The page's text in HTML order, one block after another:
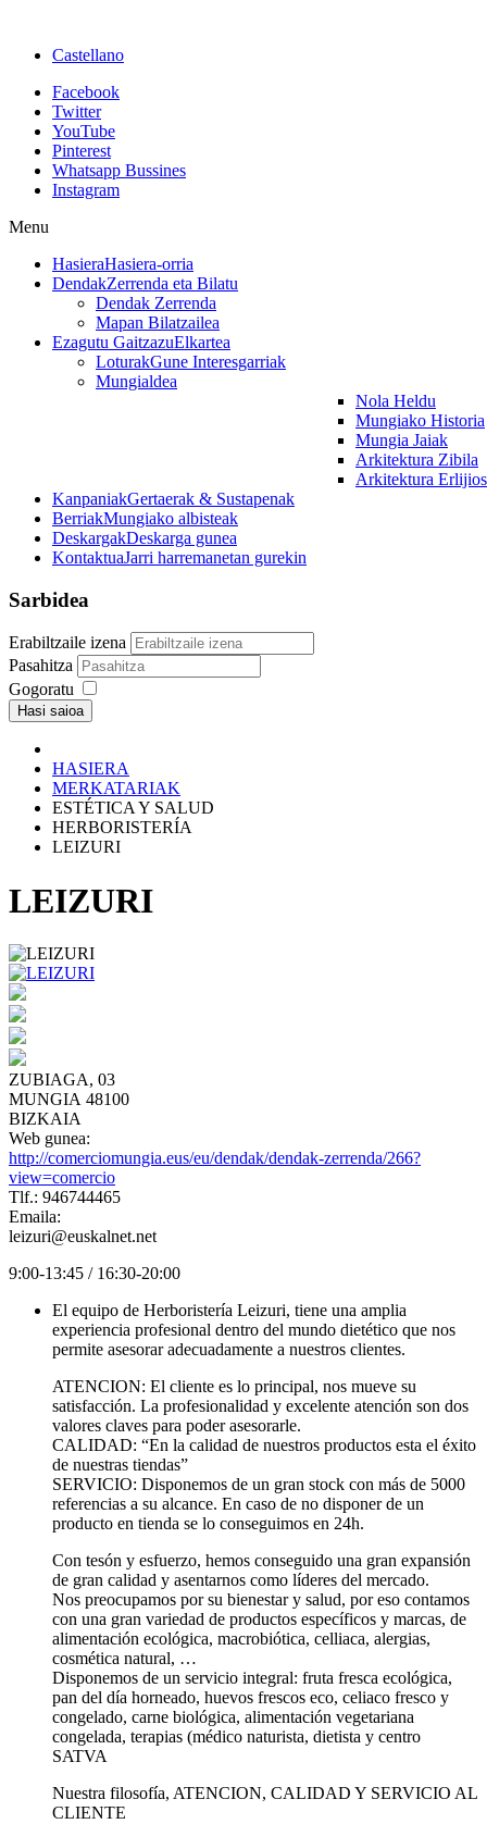
Castellano
Facebook
Twitter
YouTube
Pinterest
Whatsapp Bussines
Instagram
Menu
HasieraHasiera-orria
DendakZerrenda eta Bilatu
Dendak Zerrenda
Mapan Bilatzailea
Ezagutu GaitzazuElkartea
LoturakGune Interesgarriak
Mungialdea
Nola Heldu
Mungiako Historia
Mungia Jaiak
Arkitektura Zibila
Arkitektura
KanpaniakGertaerak & Sustapenak
BerriakMungiako albisteak
DeskargakDeskarga gunea
KontaktuaJarri harremanetan gurekin
Sarbidea
Erabiltzaile izena
Pasahitza
Gogoratu
Hasi saioa
HASIERA
MERKATARIAK
ESTÉTICA Y SALUD
HERBORISTERÍA
LEIZURI
LEIZURI
ZUBIAGA, 03
MUNGIA 48100
BIZKAIA
Web gunea:
http://comerciomungia.eus/eu/dendak/dendak-zerrenda/266?
view=comercio
Tlf.: 946744465
Emaila:
leizuri@euskalnet.net
9:00-13:45 / 16:30-20:00
El equipo de Herboristería Leizuri, tiene una amplia
experiencia profesional dentro del mundo dietético que nos
permite asesorar adecuadamente a nuestros clientes.
ATENCION: El cliente es lo principal, nos mueve su
satisfacción. La profesionalidad y excelente atención son dos
valores claves para poder asesorarle.
CALIDAD: “En la calidad de nuestros productos esta el éxito
de nuestras tiendas”
SERVICIO: Disponemos de un gran stock con más de 5000
referencias a su alcance. En caso de no disponer de un
producto en tienda se lo conseguimos en 24h.
Con tesón y esfuerzo, hemos conseguido una gran expansión
de gran calidad y asentarnos como líderes del mercado.
Nos preocupamos por su bienestar y salud, por eso contamos
con una gran variedad de productos específicos y marcas, de
alimentación ecológica, macrobiótica, celliaca, alergias,
cosmética natural, …
Disponemos de un servicio integral: fruta fresca ecológica,
pan del día horneado, huevos frescos eco, celiaco fresco y
congelado, carne biológica, alimentación vegetariana
congelada, terapias (médico naturista, dietista y centro
SATVA
Nuestra filosofía, ATENCION, CALIDAD Y SERVICIO AL
CLIENTE